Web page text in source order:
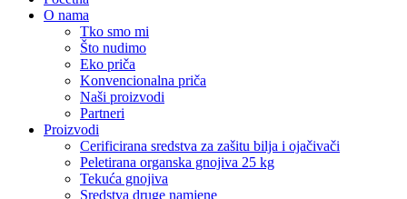
O nama
Tko smo mi
Što nudimo
Eko priča
Konvencionalna priča
Naši proizvodi
Partneri
Proizvodi
Cerificirana sredstva za zašitu bilja i ojačivači
Peletirana organska gnojiva 25 kg
Tekuća gnojiva
Sredstva druge namjene